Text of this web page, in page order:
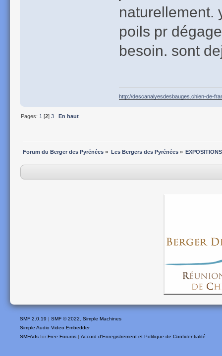
naturellement.
poils pr
besoin. sont
http://descanalyesdesbauges.chien-de-
Pages: 1 [2]3 En haut
Forum du Berger des Pyrénées » Les Bergers des Pyrénées» EXPOSITIONS
SMF 2.0.19 | SMF © 2022
Simple Machines
Simple Audio Video Embedder
SMFAds for Free Forums | Accord d'Enregistrement et Politique de Confidentialité